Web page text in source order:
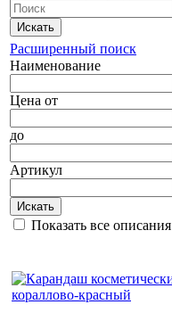
Искать
Расширенный поиск
Наименование
Цена от
до
Артикул
Искать
Показать все описания